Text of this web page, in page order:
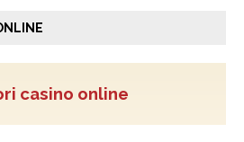
casino online